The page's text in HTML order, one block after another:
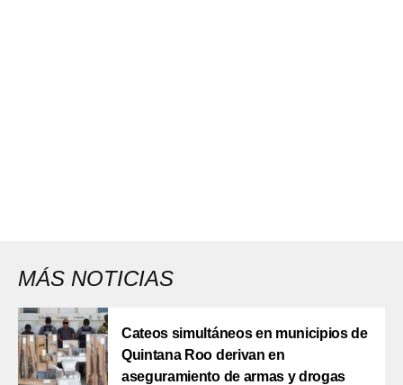
MÁS NOTICIAS
Cateos simultáneos en municipios de
Quintana Roo derivan en
aseguramiento de armas y drogas